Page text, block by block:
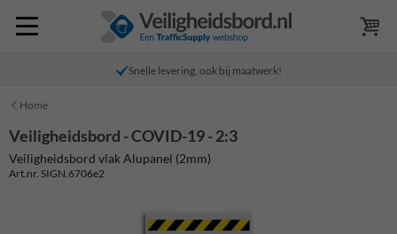
Snelle levering, ook bij maatwerk!
Home
Veiligheidsbord - COVID-19 - 2:3
Veiligheidsbord vlak Alupanel (2mm)
Art.nr. SIGN.6706e2